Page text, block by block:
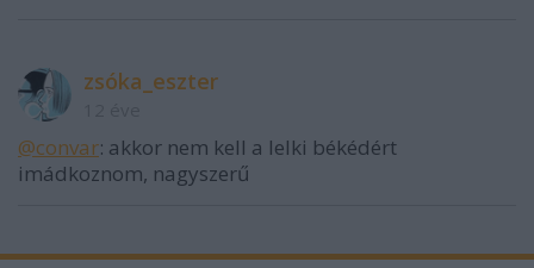
zsóka_eszter
@convar: akkor nem kell a lelki békédért
imádkoznom, nagyszerű